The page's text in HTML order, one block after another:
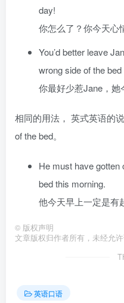
day!
你怎么了？你今天心
You’d better leave
wrong side of the bed
你最好少惹Jane，她
相同的用法， 英式英语的
of the bed。
He must have gotten
bed this morning.
他今天早上一定是有
© 版权声明
文章版权归作者所有，未经允许
英语口语